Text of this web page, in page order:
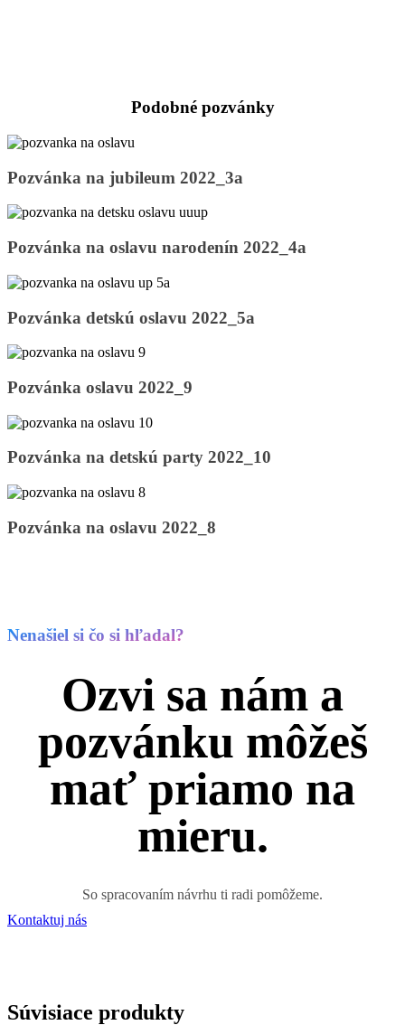
Podobné pozvánky
Pozvánka
jubileum
2022_3a
Pozvánka na jubileum 2022_3a
Pozvánka
oslavu
narodenín
2022_4a
Pozvánka na oslavu narodenín 2022_4a
Pozvánka
oslavu
2022_5a
Pozvánka detskú oslavu 2022_5a
Pozvánka
2022_9
Pozvánka oslavu 2022_9
Pozvánka
detskú
party
2022_10
Pozvánka na detskú party 2022_10
Pozvánka
Pozvánka na oslavu 2022_8
Nenašiel si čo si hľadal?
Ozvi sa nám a
pozvánku môžeš
mať priamo na
mieru.
So spracovaním návrhu ti radi pomôžeme.
Kontaktuj nás
Súvisiace produkty